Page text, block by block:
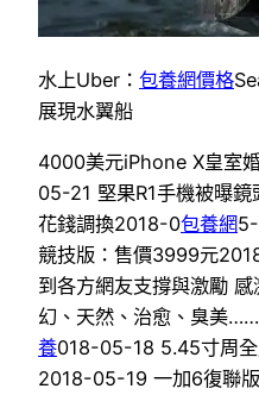
水上Uber： 包養網價格
展現水翼船
4000美元iPhone X皇室
05-21 堅果R1手機被曝
花錢調換2018-0包養網
競技版：售價3999元
到各方網友支撐與激勵
幻、天然、治愈、臭美
養018-05-18 5.45寸周
2018-05-19 一加6復聯